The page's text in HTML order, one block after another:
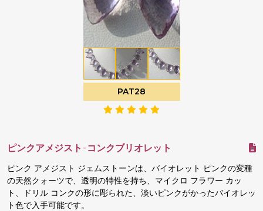
PAT28
ピンクアメジスト-コンクブリオレット
ピンク アメジスト ジェムストーンは、バイオレット ピンクの変種
の天然クォーツで、透明の特性を持ち、マイクロ フラワー カッ
ト、ドリル コンクの形に彫られた、淡いピンクがかったバイオレッ
ト色で入手可能です。